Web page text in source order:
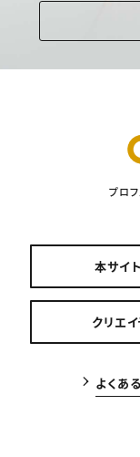
プロ
本サイ
クリエ
よくあ